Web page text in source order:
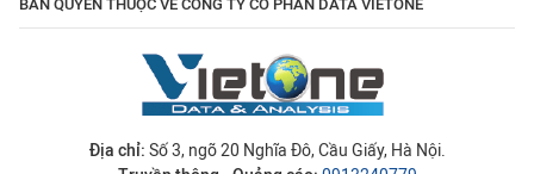
BẢN QUYỀN THUỘC VỀ CÔNG TY CỔ PHẦN DATA VIETONE
Địa chỉ: Số 3, ngõ 20 Nghĩa Đô, Cầu Giấy, Hà Nội.